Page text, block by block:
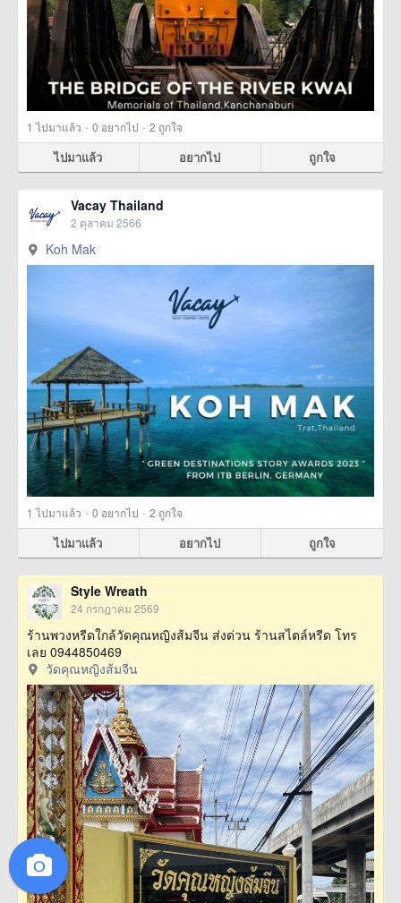
1 ไปมาแล้ว · 0 อยากไป · 2 ถูกใจ
ไปมาแล้ว อยากไป ถูกใจ
Vacay Thailand
2 ตุลาคม 2566
Koh Mak
1 ไปมาแล้ว · 0 อยากไป · 2 ถูกใจ
ไปมาแล้ว อยากไป ถูกใจ
Style Wreath
24 กรกฎาคม 2569
ร้านพวงหรีดใกล้วัดคุณหญิงส้มจีน ส่งด่วน ร้านสไตล์หรีด โทร
เลย 0944850469
วัดคุณหญิงส้มจีน